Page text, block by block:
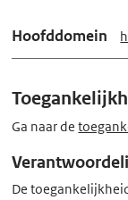
Hoofddomein
Ga naar de
De